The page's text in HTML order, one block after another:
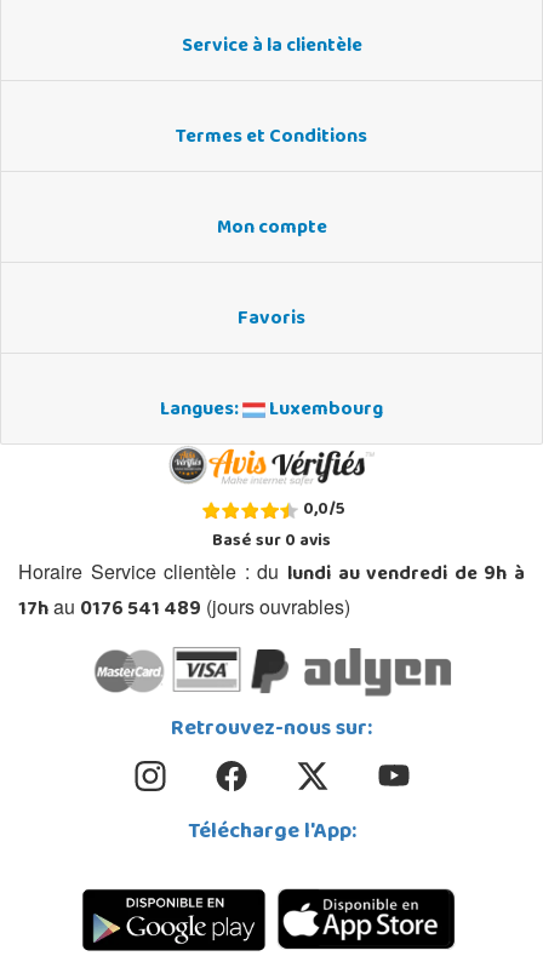
Service à la clientèle
Termes et Conditions
Mon compte
Favoris
Langues: Luxembourg
0,0/5
Basé sur0avis
Horaire Service clientèle : du lundi au vendredi de 9h à
17hau 0176 541 489 (jours ouvrables)
Retrouvez-nous sur:
Télécharge l'App: